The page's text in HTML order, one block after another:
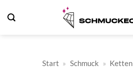
Inhalt
Start » Schmuck » Ketten